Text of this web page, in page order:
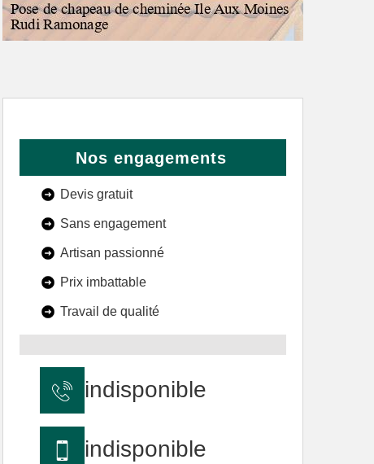
Nos engagements
Devis gratuit
Sans engagement
Artisan passionné
Prix imbattable
Travail de qualité
indisponible
indisponible